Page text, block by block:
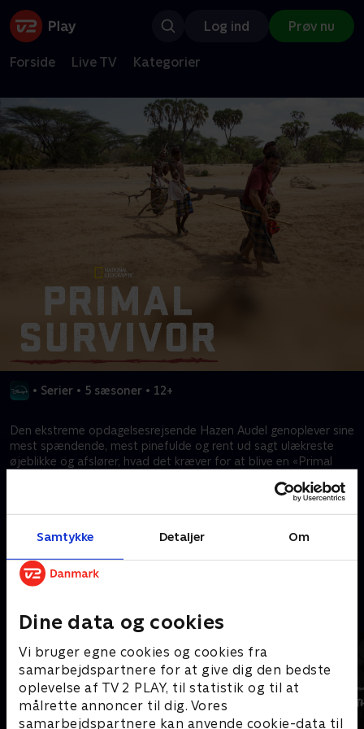
Samtykke Detaljer Om
Dine data og cookies
Vi bruger egne cookies og cookies fra
samarbejdspartnere for at give dig den bedste
oplevelse af TV 2 PLAY, til statistik og til at
målrette annoncer til dig. Vores
samarbejdspartnere kan anvende cookie-data til
Log ind Prøv nu
Forside Live TV Kategorier
• Serier • 5 sæsoner • 12+
Den ekstreme opdagelsesrejsende Hazen Audel genoplever sine
mest spændende, mest pinefulde og rent ud sagt ulækreste
øjeblikke og afslører, hvad det kræver for at blive en «Primal
proteiner, bygge læ og tænde bål for at overleve i vildmarken,
Kræver tilkøb
Mere indhold fra Disney+